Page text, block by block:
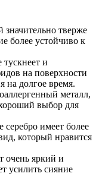
значительно тверже
более устойчиво к
и
на поверхности
на долгое время.
металл,
выбор для
серебро имеет более
который нравится
очень яркий и
усилить сияние